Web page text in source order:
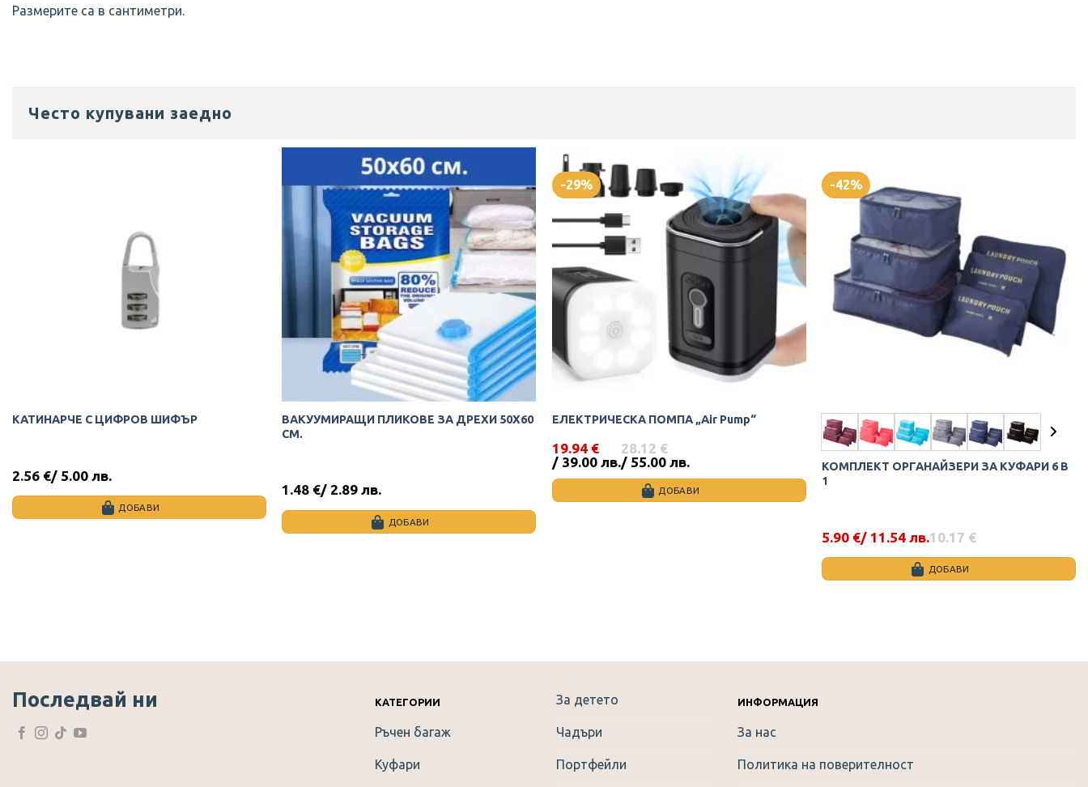
Размерите са в сантиметри.
Често купувани заедно
КАТИНАРЧЕ С ЦИФРОВ ШИФЪР
2.56 €/ 5.00 лв.
ДОБАВИ
ВАКУУМИРАЩИ ПЛИКОВЕ ЗА ДРЕХИ 50Х60
СМ.
1.48 €/ 2.89 лв.
ДОБАВИ
-29%
ЕЛЕКТРИЧЕСКА ПОМПА „Air Pump“
28.12 €
/ 55.00 лв.
Original
price
was:
28.12 €
19.94 €
/ 39.00 лв.
Текущата
цена
е:
19.94 €
ДОБАВИ
-42%
КОМПЛЕКТ ОРГАНАЙЗЕРИ ЗА КУФАРИ 6 В
1
10.17 €
Original
price
10.17 €.
5.90 €
Текущата
цена
5.90 €.
/ 11.54 лв.
ДОБАВИ
variants.
Последвай ни КАТЕГОРИИ
Ръчен багаж
Куфари
За детето
Чадъри
Портфейли
ИНФОРМАЦИЯ
За нас
Политика на поверителност